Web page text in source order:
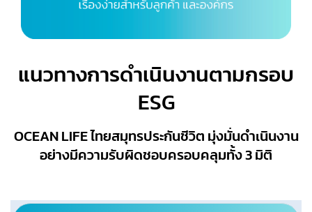
แนวทางการดำเนินงานตามกรอบ
ESG
OCEAN LIFE ไทยสมุทรประกันชีวิต มุ่งมั่นดำเนินงาน
อย่างมีความรับผิดชอบครอบคลุมทั้ง 3 มิติ